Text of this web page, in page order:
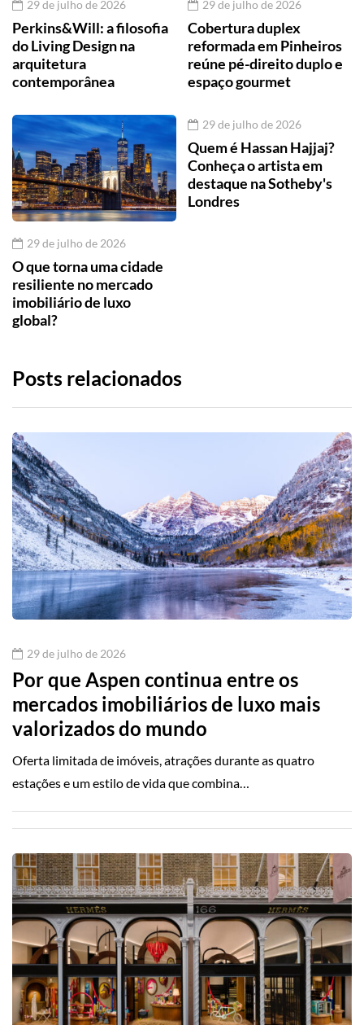
29 de julho de 2026
Perkins&Will: a filosofia
do Living Design na
arquitetura
contemporânea
29 de julho de 2026
Cobertura duplex
reformada em Pinheiros
reúne pé-direito duplo e
espaço gourmet
29 de julho de 2026
O que torna uma cidade
resiliente no mercado
imobiliário de luxo
global?
29 de julho de 2026
Quem é Hassan Hajjaj?
Conheça o artista em
destaque na Sotheby's
Londres
Posts relacionados
29 de julho de 2026
Por que Aspen continua entre os
mercados imobiliários de luxo mais
valorizados do mundo
Oferta limitada de imóveis, atrações durante as quatro
estações e um estilo de vida que combina…